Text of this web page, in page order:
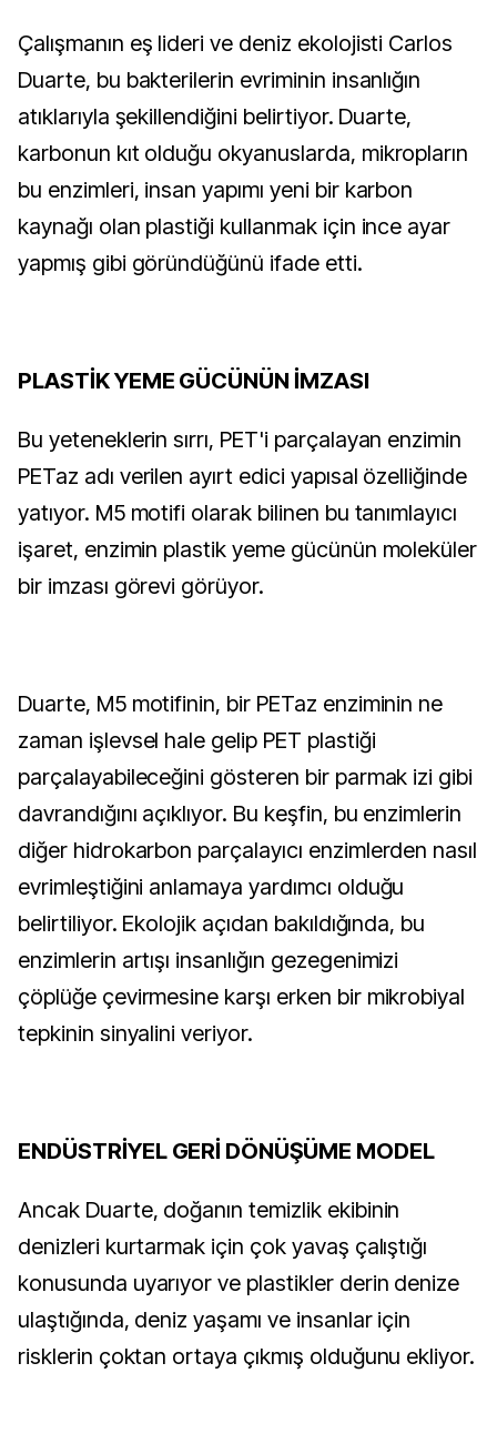
Çalışmanın eş lideri ve deniz ekolojisti Carlos
Duarte, bu bakterilerin evriminin insanlığın
atıklarıyla şekillendiğini belirtiyor. Duarte,
karbonun kıt olduğu okyanuslarda, mikropların
bu enzimleri, insan yapımı yeni bir karbon
kaynağı olan plastiği kullanmak için ince ayar
yapmış gibi göründüğünü ifade etti.
PLASTİK YEME GÜCÜNÜN İMZASI
Bu yeteneklerin sırrı, PET'i parçalayan enzimin
PETaz adı verilen ayırt edici yapısal özelliğinde
yatıyor. M5 motifi olarak bilinen bu tanımlayıcı
işaret, enzimin plastik yeme gücünün moleküler
bir imzası görevi görüyor.
Duarte, M5 motifinin, bir PETaz enziminin ne
zaman işlevsel hale gelip PET plastiği
parçalayabileceğini gösteren bir parmak izi gibi
davrandığını açıklıyor. Bu keşfin, bu enzimlerin
diğer hidrokarbon parçalayıcı enzimlerden nasıl
evrimleştiğini anlamaya yardımcı olduğu
belirtiliyor. Ekolojik açıdan bakıldığında, bu
enzimlerin artışı insanlığın gezegenimizi
çöplüğe çevirmesine karşı erken bir mikrobiyal
tepkinin sinyalini veriyor.
ENDÜSTRİYEL GERİ DÖNÜŞÜME MODEL
Ancak Duarte, doğanın temizlik ekibinin
denizleri kurtarmak için çok yavaş çalıştığı
konusunda uyarıyor ve plastikler derin denize
ulaştığında, deniz yaşamı ve insanlar için
risklerin çoktan ortaya çıkmış olduğunu ekliyor.